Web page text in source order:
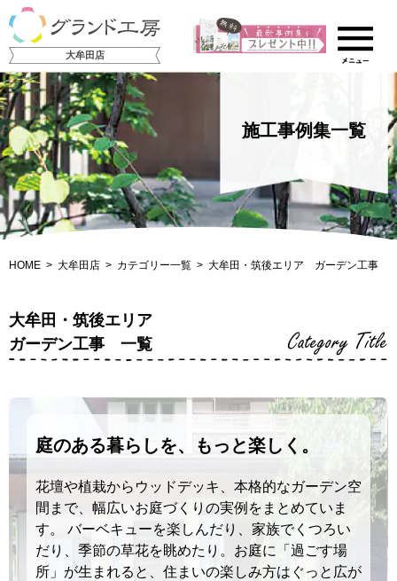
大牟田店
施工事例集一覧
HOME 大牟田店 カテゴリー一覧 大牟田・筑後エリア ガーデン工事
大牟田・筑後エリア
ガーデン工事 一覧
Category Title
庭のある暮らしを、もっと楽しく。
花壇や植栽からウッドデッキ、本格的なガーデン空
間まで、幅広いお庭づくりの実例をまとめていま
す。 バーベキューを楽しんだり、家族でくつろい
だり、季節の草花を眺めたり。お庭に「過ごす場
所」が生まれると、住まいの楽しみ方はぐっと広が